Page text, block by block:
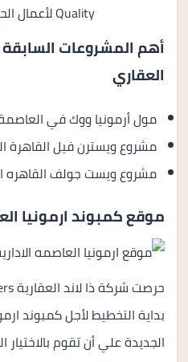
Quality لأعمال الحديد والخرسانة).
أهم المشروعات السابقة
العقاري
مول أرمونيا ووك في العاصمة
مشروع ويسترن فيل القاهرة
مشروع ويست جولف القاهره
موقع كمبوند ارمونيا
بداية التخطيط لأجل كمبوند
الجديدة علي أن تقوم